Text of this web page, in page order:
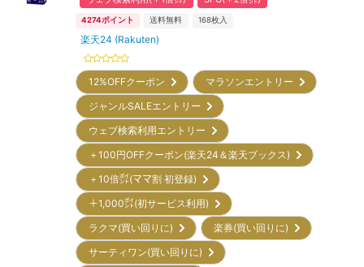
4274ポイント 送料無料 168枚入
楽天24 (Rakuten)
12%OFFクーポン
マラソンエントリー
ジャンルSALEエントリー
ウェブ検索利用エントリー
＋100円OFFクーポン(楽天24＆楽天ブックス)
＋10倍㌽(ママ割 初登録)
＋1,000㌽(初サービス利用)
ラクマ(買い回りに)
楽券(買い回りに)
サーティワン(買い回りに)